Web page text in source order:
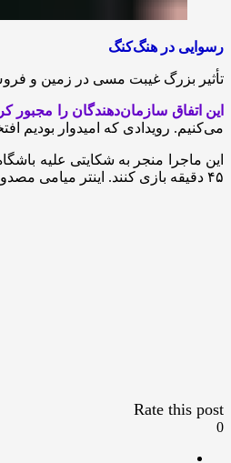
رسوایی در هنگ‌کنگ
تأثیر بزرگ غیبت مسی در زمین و
این اتفاق سازمان‌دهندگان را مجبور کرد ۵۰ درصد مبلغ بلیت‌ها را
می‌کنیم. رویدادی که امیدوار بودیم
این ماجرا منجر به شکایتی علیه
۴۵ دقیقه بازی کنند. اینتر میامی مصدومیت را بهانه عدم حضور آرژانتینی و اروگوئه‌ای اعلام کرد، با این حال سه روز بعد هر دو در یک بازی دوستانه در ژاپن به میدان رفتند.
Rate this post
0